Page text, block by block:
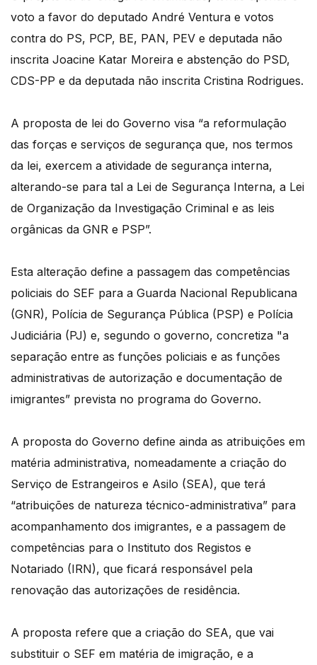
voto a favor do deputado André Ventura e votos
contra do PS, PCP, BE, PAN, PEV e deputada não
inscrita Joacine Katar Moreira e abstenção do PSD,
CDS-PP e da deputada não inscrita Cristina Rodrigues.
A proposta de lei do Governo visa “a reformulação
das forças e serviços de segurança que, nos termos
da lei, exercem a atividade de segurança interna,
alterando-se para tal a Lei de Segurança Interna, a Lei
de Organização da Investigação Criminal e as leis
orgânicas da GNR e PSP”.
Esta alteração define a passagem das competências
policiais do SEF para a Guarda Nacional Republicana
(GNR), Polícia de Segurança Pública (PSP) e Polícia
Judiciária (PJ) e, segundo o governo, concretiza "a
separação entre as funções policiais e as funções
administrativas de autorização e documentação de
imigrantes” prevista no programa do Governo.
A proposta do Governo define ainda as atribuições em
matéria administrativa, nomeadamente a criação do
Serviço de Estrangeiros e Asilo (SEA), que terá
“atribuições de natureza técnico-administrativa” para
acompanhamento dos imigrantes, e a passagem de
competências para o Instituto dos Registos e
Notariado (IRN), que ficará responsável pela
renovação das autorizações de residência.
A proposta refere que a criação do SEA, que vai
substituir o SEF em matéria de imigração, e a